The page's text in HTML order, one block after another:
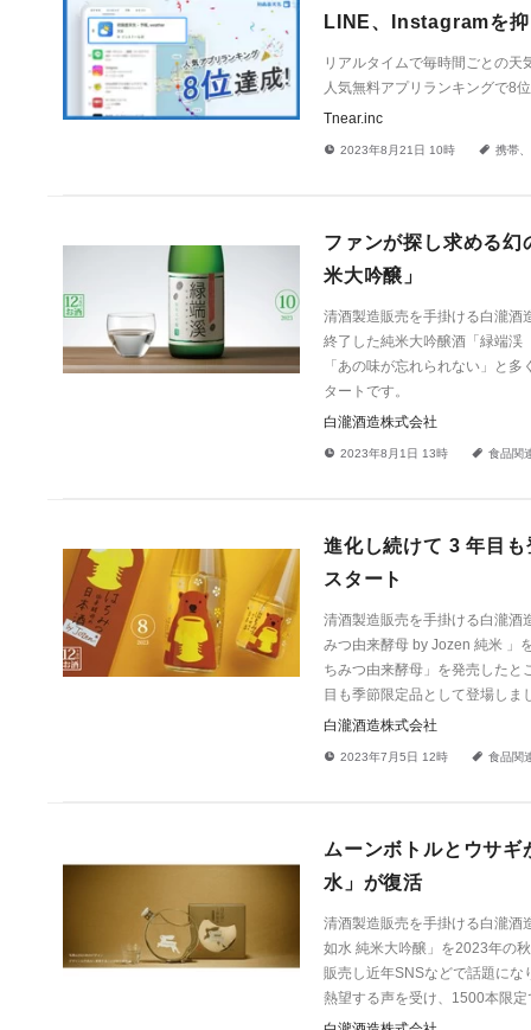
LINE、Instagramを
リアルタイムで毎時間ごとの
人気無料アプリランキングで8
Tnear.inc
! 2023年8月21日 10時 a 携帯
ファンが探し求める
米大吟醸」
清酒製造販売を手掛ける白瀧酒
終了した純米大吟醸酒「緑端渓
「あの味が忘れられない」と
タートです。
白瀧酒造株式会社
! 2023年8月1日 13時 a 食品関
進化し続けて 3 年目
スタート
清酒製造販売を手掛ける白瀧酒
みつ由来酵母 by Jozen 純米 」
ちみつ由来酵母」を発売したと
目も季節限定品として登場しま
白瀧酒造株式会社
! 2023年7月5日 12時 a 食品関
ムーンボトルとウサ
水」が復活
清酒製造販売を手掛ける白瀧酒
如水 純米大吟醸」を2023年の
販売し近年SNSなどで話題に
熱望する声を受け、1500本限